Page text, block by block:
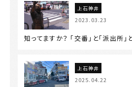
上石神井
2023.03.23
知ってますか？ 「交番」と「派出所
上石神井
2025.04.22